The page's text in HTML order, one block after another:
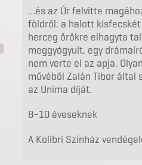
…és az Úr felvitte
földről: a halott
herceg örökre elhagyta
meggyógyult, egy
nem verte el az apja.
művéből Zalán Tibor által
az Unima díját.
8–10 éveseknek
A Kolibri Színház